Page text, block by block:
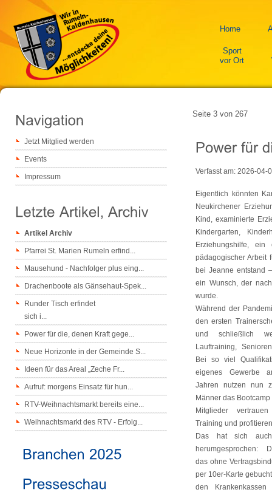
Home
Sport
vor Ort
Seite 3 von 267
Verfasst am: 2026-04-
Eigentlich könnten
Neukirchener
Kind, examinierte
Kindergarten,
Erziehungshilfe,
pädagogischer Arbeit
bei Jeanne entstand
ein Wunsch, der
wurde.
Während der
den ersten
und schließlich
Lauftraining,
Bei so viel
eigenes Gewerbe
Jahren nutzen nun
Männer das
Mitglieder
Training und
Das hat sich
herumgesprochen:
das ohne
per 10er-Karte
den
Jetzt Mitglied werden
Events
Impressum
Artikel Archiv
Pfarrei St. Marien Rumeln erfind...
Mausehund - Nachfolger plus eing...
Drachenboote als Gänsehaut-Spek...
Runder Tisch erfindet
sich i...
Power für die, denen Kraft gege...
Neue Horizonte in der Gemeinde S...
Ideen für das Areal „Zeche Fr...
Aufruf: morgens Einsatz für hun...
RTV-Weihnachtsmarkt bereits eine...
Weihnachtsmarkt des RTV - Erfolg...